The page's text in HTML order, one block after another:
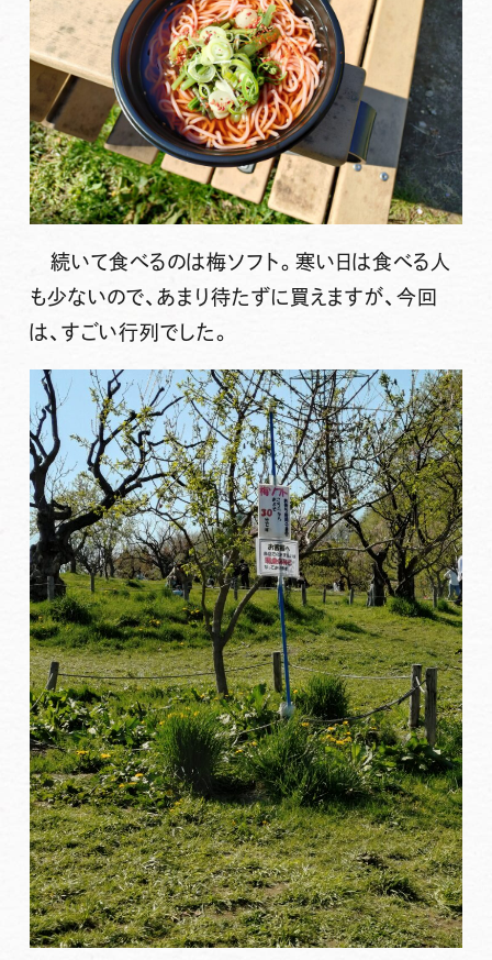
続いて食べるのは梅ソフト。寒い日は食べる人
も少ないので、あまり待たずに買えますが、今回
は、すごい行列でした。